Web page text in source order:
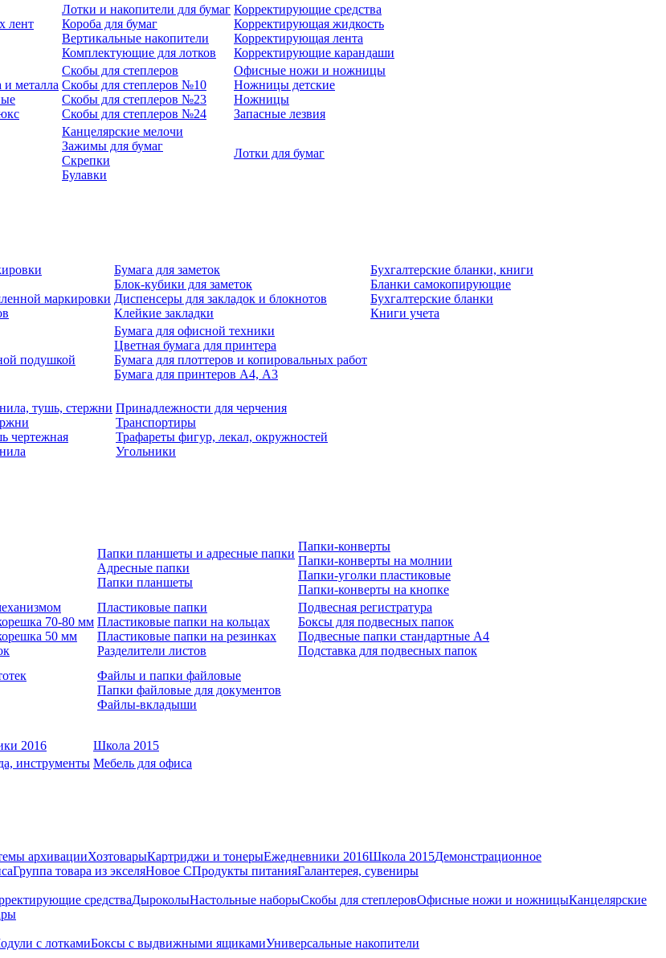
лент
Лотки и накопители для бумаг
Короба для бумаг
Вертикальные накопители
Комплектующие для лотков
Корректирующие средства
Корректирующая жидкость
Корректирующая лента
Корректирующие карандаши
металла
Скобы для степлеров
Скобы для степлеров №10
Скобы для степлеров №23
Скобы для степлеров №24
Офисные ножи и ножницы
Ножницы детские
Ножницы
Запасные лезвия
Канцелярские мелочи
Зажимы для бумаг
Скрепки
Булавки
Лотки для бумаг
маркировки
Бумага для заметок
Блок-кубики для заметок
Диспенсеры для закладок и блокнотов
Клейкие закладки
Бухгалтерские бланки, книги
Бланки самокопирующие
Бухгалтерские бланки
Книги учета
подушкой
Бумага для офисной техники
Цветная бумага для принтера
Бумага для плоттеров и копировальных работ
Бумага для принтеров А4, А3
тушь, стержни
чертежная
Принадлежности для черчения
Транспортиры
Трафареты фигур, лекал, окружностей
Угольники
Папки планшеты и адресные папки
Адресные папки
Папки планшеты
Папки-конверты
Папки-конверты на молнии
Папки-уголки пластиковые
Папки-конверты на кнопке
70-80 мм
50 мм
Пластиковые папки
Пластиковые папки на кольцах
Пластиковые папки на резинках
Разделители листов
Подвесная регистратура
Боксы для подвесных папок
Подвесные папки стандартные А4
Подставка для подвесных папок
Файлы и папки файловые
Папки файловые для документов
Файлы-вкладыши
2016
Школа 2015
инструменты Мебель для офиса
архивацииХозтоварыКартриджи и тонерыЕжедневники 2016Школа 2015Демонстрационное
Группа товара из экселяНовое СПродукты питанияГалантерея, сувениры
средстваДыроколыНастольные наборыСкобы для степлеровОфисные ножи и ножницыКанцелярские
с лоткамиБоксы с выдвижными ящикамиУниверсальные накопители